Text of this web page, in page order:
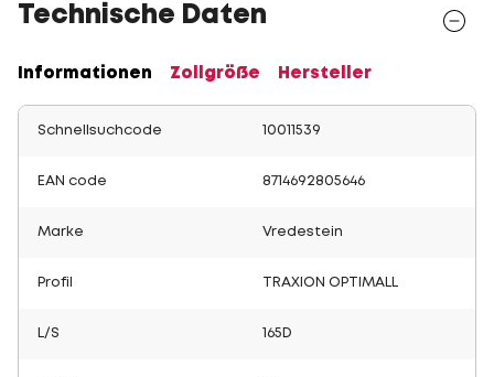
Technische Daten
Informationen Zollgröße Hersteller
Schnellsuchcode 10011539
EAN code 8714692805646
Marke Vredestein
Profil TRAXION OPTIMALL
L/S 165D